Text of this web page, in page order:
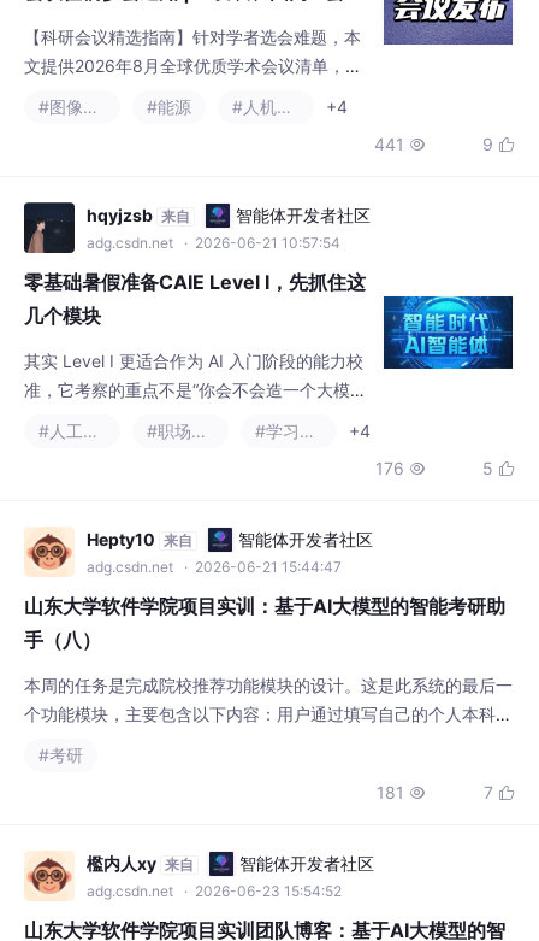
议、ei收录、论文ei、ei国际会议、ei论
文、ei检索会议、ei索引、计算机ei、ei
【科研会议精选指南】针对学者选会难题，本
文提供2026年8月全球优质学术会议清单，覆
域。重点推荐IEEE、ACM等权威出版会议，包
议，兼具EI/SCI检索保障与产学研对接功能。
会议分布中国20+城市及东京、曼谷等国际会
#能源
+4
441  9 
hqyjzsb 来自 智能体开发者社区
adg.csdn.net · 2026-06-21 10:57:54
零基础暑假准备CAIE Level I，先抓住这
几个模块
其实 Level I 更适合作为 AI 入门阶段的能力校
准，它考察的重点不是“你会不会造一个大模
AI 工具、数据思维和简单应用放进真实工作场
础、工程思维和行业应用放在同一套体系里。
国家层面持续推进数字中国建设，人社部也已
业
+4
176  5 
Hepty10 来自 智能体开发者社区
adg.csdn.net · 2026-06-21 15:44:47
山东大学软件学院项目实训：基于AI大模型的智能考研助
手（八）
本周的任务是完成院校推荐功能模块的设计。这是此系统的最后一
个功能模块，主要包含以下内容：用户通过填写自己的个人本科阶
理，并且由AI端根据这些信息进行推送相关院校。其具体逻辑为：
前端接受到用户提交的信息后传给后端，后端通过消息队列传递给
画像采集到 AI 智能决策再到前端结果展示的全链
#考研
181  7 
檻内人xy 来自 智能体开发者社区
adg.csdn.net · 2026-06-23 15:54:52
山东大学软件学院项目实训团队博客：基于AI大模型的智